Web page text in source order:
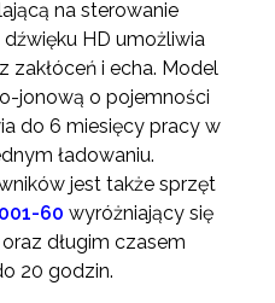
na sterowanie
HD umożliwia
i echa. Model
jonową o pojemności
do 6 miesięcy pracy w
ładowaniu.
jest także sprzęt
60 wyróżniający się
długim czasem
20 godzin.